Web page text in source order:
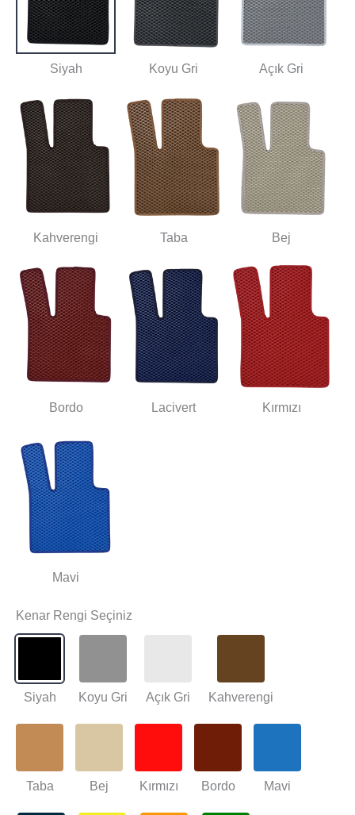
Siyah Koyu Gri Açık Gri
Kahverengi Taba Bej
Bordo Lacivert Kırmızı
Mavi
Kenar Rengi Seçiniz
Siyah Koyu Gri Açık Gri Kahverengi
Taba Bej Kırmızı Bordo Mavi